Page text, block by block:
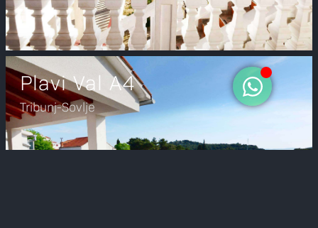
Plavi Val A4
Tribunj-Sovlje
Verifiziert von:Trustindex